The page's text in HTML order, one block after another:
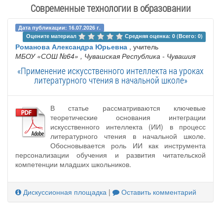
Современные технологии в образовании
Дата публикации: 16.07.2026 г.
Оцените материал
Средняя оценка: 0 (Всего: 0)
Романова Александра Юрьевна , учитель
МБОУ «СОШ №64» , Чувашская Республика - Чувашия
«Применение искусственного интеллекта на уроках
литературного чтения в начальной школе»
В статье рассматриваются ключевые
теоретические основания интеграции
искусственного интеллекта (ИИ) в процесс
литературного чтения в начальной школе.
Обосновывается роль ИИ как инструмента
персонализации обучения и развития читательской
компетенции младших школьников.
Дискуссионная площадка | Оставить комментарий